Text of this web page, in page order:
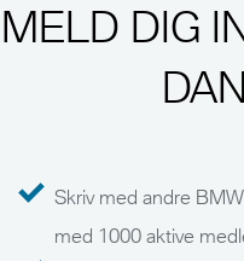
MELD DIG
Skriv med andre
med 1000 aktive